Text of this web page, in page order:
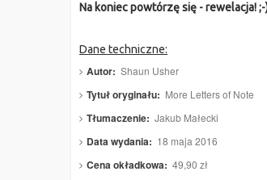
Na koniec powtórzę się - rewelacja! ;-
Dane techniczne:
Autor: Shaun Usher
Tytuł oryginału: More Letters of Note
Tłumaczenie: Jakub Małecki
Data wydania: 18 maja 2016
Cena okładkowa: 49,90 zł